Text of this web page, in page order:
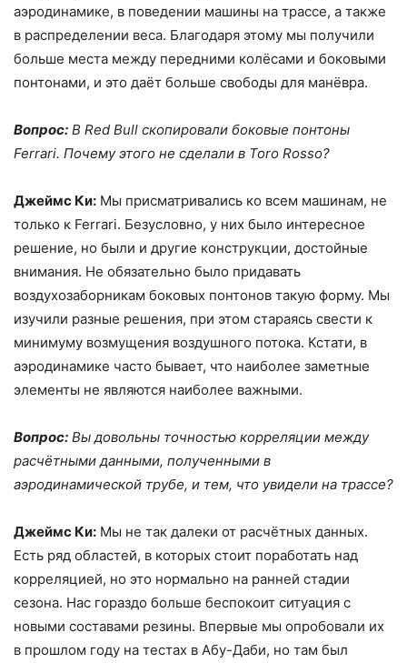
аэродинамике, в поведении машины на трассе, а также
в распределении веса. Благодаря этому мы получили
больше места между передними колёсами и боковыми
понтонами, и это даёт больше свободы для манёвра.
Вопрос: В Red Bull скопировали боковые понтоны
Ferrari. Почему этого не сделали в Toro Rosso?
Джеймс Ки: Мы присматривались ко всем машинам, не
только к Ferrari. Безусловно, у них было интересное
решение, но были и другие конструкции, достойные
внимания. Не обязательно было придавать
воздухозаборникам боковых понтонов такую форму. Мы
изучили разные решения, при этом стараясь свести к
минимуму возмущения воздушного потока. Кстати, в
аэродинамике часто бывает, что наиболее заметные
элементы не являются наиболее важными.
Вопрос: Вы довольны точностью корреляции между
расчётными данными, полученными в
аэродинамической трубе, и тем, что увидели на трассе?
Джеймс Ки: Мы не так далеки от расчётных данных.
Есть ряд областей, в которых стоит поработать над
корреляцией, но это нормально на ранней стадии
сезона. Нас гораздо больше беспокоит ситуация с
новыми составами резины. Впервые мы опробовали их
в прошлом году на тестах в Абу-Даби, но там был